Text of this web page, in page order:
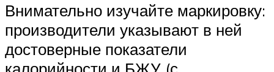
Внимательно изучайте маркировку:
производители указывают в ней
достоверные показатели